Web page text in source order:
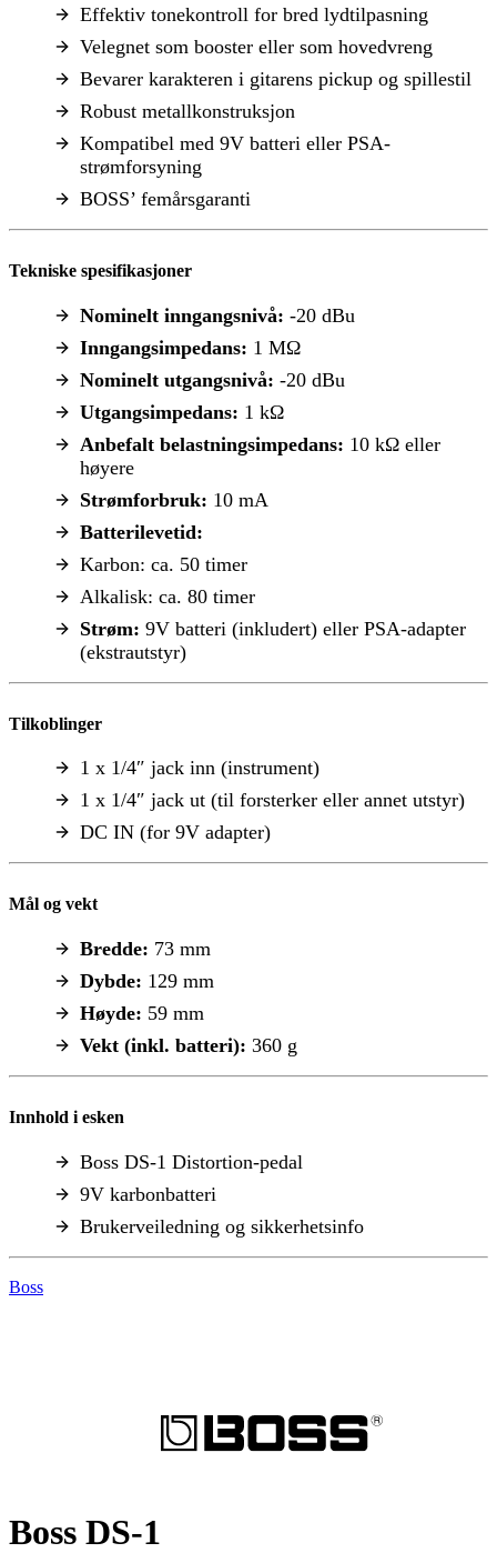
Effektiv tonekontroll for bred lydtilpasning
Velegnet som booster eller som hovedvreng
Bevarer karakteren i gitarens pickup og spillestil
Robust metallkonstruksjon
Kompatibel med 9V batteri eller PSA-
strømforsyning
BOSS’ femårsgaranti
Tekniske spesifikasjoner
Nominelt inngangsnivå: -20 dBu
Inngangsimpedans: 1 MΩ
Nominelt utgangsnivå: -20 dBu
Utgangsimpedans: 1 kΩ
Anbefalt belastningsimpedans: 10 kΩ eller
høyere
Strømforbruk: 10 mA
Batterilevetid:
Karbon: ca. 50 timer
Alkalisk: ca. 80 timer
Strøm: 9V batteri (inkludert) eller PSA-adapter
(ekstrautstyr)
Tilkoblinger
1 x 1/4″ jack inn (instrument)
1 x 1/4″ jack ut (til forsterker eller annet utstyr)
DC IN (for 9V adapter)
Mål og vekt
Bredde: 73 mm
Dybde: 129 mm
Høyde: 59 mm
Vekt (inkl. batteri): 360 g
Innhold i esken
Boss DS-1 Distortion-pedal
9V karbonbatteri
Brukerveiledning og sikkerhetsinfo
Boss
Boss DS-1